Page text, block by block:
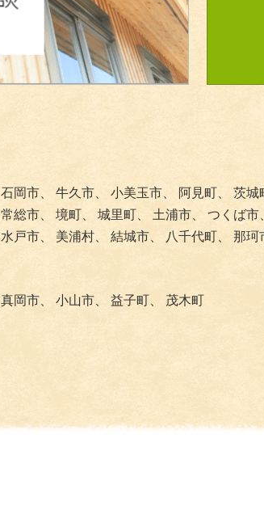
石岡市、 牛久市、 小美玉市、 阿見町、 茨城
常総市、
境町、 城里町、 土浦市、 つくば市
水戸市、
美浦村、 結城市、 八千代町、 那珂
真岡市、 小山市、 益子町、 茂木町